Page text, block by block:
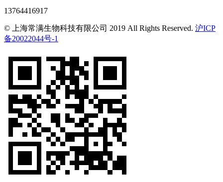
13764416917
© 上海常满生物科技有限公司 2019 All Rights Reserved. 沪ICP
备20022044号-1